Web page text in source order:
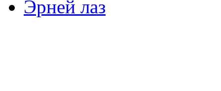
Эрней лаз